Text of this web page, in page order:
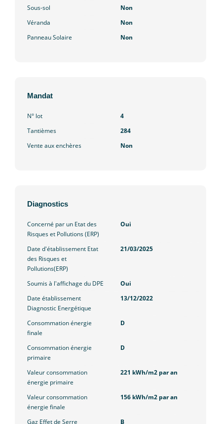
Sous-sol
Non
Véranda
Non
Panneau Solaire
Non
Mandat
N° lot
4
Tantièmes
284
Vente aux enchères
Non
Diagnostics
Concerné par un Etat des
Risques et Pollutions (ERP)
Oui
Date d'établissement Etat
des Risques et
Pollutions(ERP)
21/03/2025
Soumis à l'affichage du DPE
Oui
Date établissement
Diagnostic Energétique
13/12/2022
Consommation énergie
finale
D
Consommation énergie
primaire
D
Valeur consommation
énergie primaire
221 kWh/m2 par an
Valeur consommation
énergie finale
156 kWh/m2 par an
Gaz Effet de Serre B